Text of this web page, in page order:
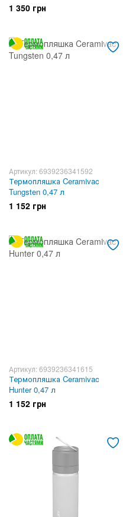
1 350 грн
Артикул: 6939236341592
Термопляшка Ceramivac
Tungsten 0,47 л
1 152 грн
Артикул: 6939236341615
Термопляшка Ceramivac
Hunter 0,47 л
1 152 грн